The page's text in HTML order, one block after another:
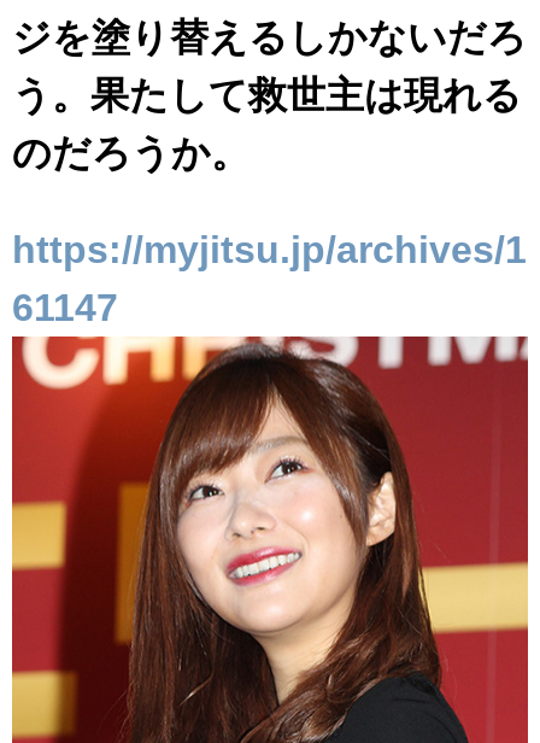
ジを塗り替えるしかないだろ
う。果たして救世主は現れる
のだろうか。
https://myjitsu.jp/archives/1
61147